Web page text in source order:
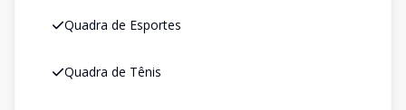
Quadra de Esportes
Quadra de Tênis